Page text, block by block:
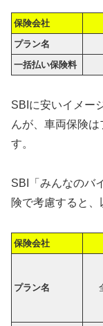
保険会社
プラン名
一括払い保険料
SBIに安いイメー
んが、車両保険
す。
SBI「みんなのバ
険で考慮すると、
保険会社
プラン名